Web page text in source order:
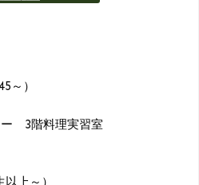
～）
ー 3階料理実習室
上～）